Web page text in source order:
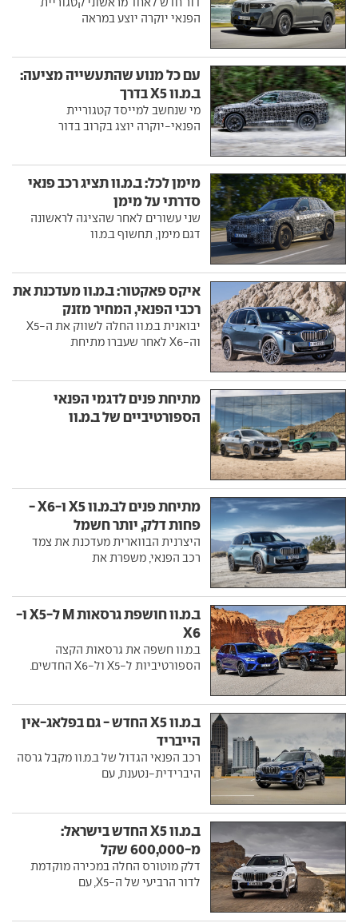
הפנאי יוקרה יוצע במראה
עם כל מנוע שהתעשייה מציעה:
ב.מ.וו X5 בדרך
מי שנחשב למייסד קטגוריית
הפנאי-יוקרה יוצג בקרוב בדור
מימן לכל: ב.מ.וו תציג רכב פנאי
סדרתי על מימן
שני עשורים לאחר שהציגה לראשונה
דגם מימן, תחשוף ב.מ.וו
איקס פאקטור: ב.מ.וו מעדכנת את
רכבי הפנאי, המחיר מזנק
יבואנית ב.מ.וו החלה לשווק את ה-X5
וה-X6 לאחר שעברו מתיחת
מתיחת פנים לדגמי הפנאי
הספורטיביים של ב.מ.וו
מתיחת פנים לב.מ.וו X5 ו-X6 -
פחות דלק, יותר חשמל
היצרנית הבווארית מעדכנת את צמד
רכב הפנאי, משפרת את
ב.מ.וו חושפת גרסאות M ל-X5 ו-
X6
ב.מ.וו חשפה את גרסאות הקצה
הספורטיביות ל-X5 ול-X6 החדשים.
ב.מ.וו X5 החדש - גם בפלאג-אין
הייבריד
רכב הפנאי הגדול של ב.מ.וו מקבל גרסה
היברידית-נטענת, עם
ב.מ.וו X5 החדש בישראל:
מ-600,000 שקל
דלק מוטורס החלה במכירה מוקדמת
לדור הרביעי של ה-X5, עם